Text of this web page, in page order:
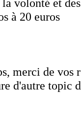
volonté et
à 20 euros
merci de vos
d'autre topic